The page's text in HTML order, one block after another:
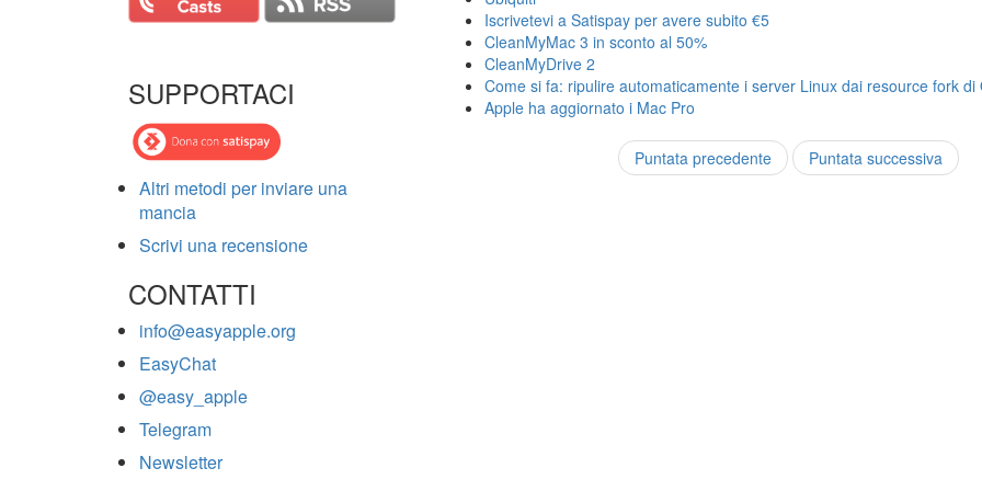
SUPPORTACI
Altri metodi per inviare una
mancia
Scrivi una recensione
CONTATTI
info@easyapple.org
EasyChat
@easy_apple
Telegram
Newsletter
Iscrivetevi a Satispay per avere subito €5
CleanMyMac 3 in sconto al 50%
CleanMyDrive 2
Come si fa: ripulire automaticamente i server Linux dai resource fork di
Apple ha aggiornato i Mac Pro
Puntata precedente Puntata successiva